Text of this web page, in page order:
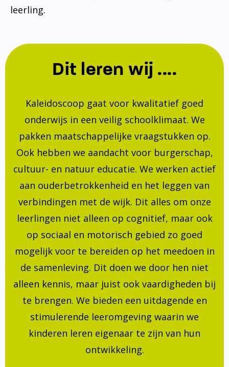
leerling.
Dit leren wij ....
Kaleidoscoop gaat voor kwalitatief goed
onderwijs in een veilig schoolklimaat. We
pakken maatschappelijke vraagstukken op.
Ook hebben we aandacht voor burgerschap,
cultuur- en natuur educatie. We werken actief
aan ouderbetrokkenheid en het leggen van
verbindingen met de wijk. Dit alles om onze
leerlingen niet alleen op cognitief, maar ook
op sociaal en motorisch gebied zo goed
mogelijk voor te bereiden op het meedoen in
de samenleving. Dit doen we door hen niet
alleen kennis, maar juist ook vaardigheden bij
te brengen. We bieden een uitdagende en
stimulerende leeromgeving waarin we
kinderen leren eigenaar te zijn van hun
ontwikkeling.